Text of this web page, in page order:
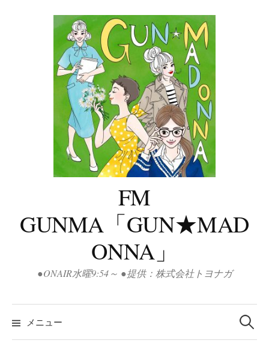
FM
GUNMA「GUN★MAD
ONNA」
●ONAIR水曜9:54～ ●提供：株式会社トヨナガ
メニュー
検
索: